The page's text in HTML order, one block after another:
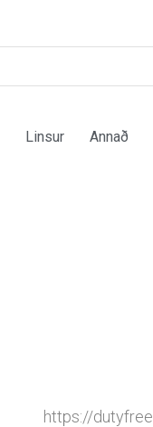
Linsur Annað
https://